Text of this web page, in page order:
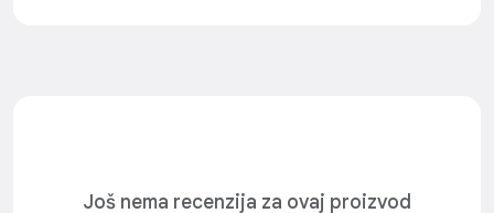
Još nema recenzija za ovaj proizvod